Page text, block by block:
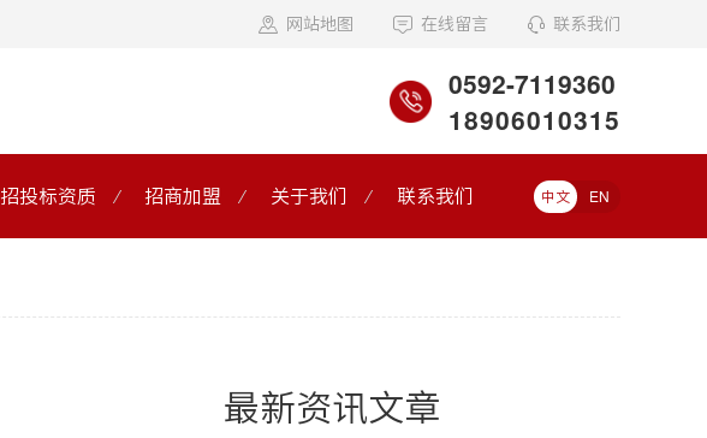
网站地图 在线留言 联系我们
0592-7119360
18906010315
招投标资质 招商加盟 关于我们 联系我们 中文 EN
最新资讯文章